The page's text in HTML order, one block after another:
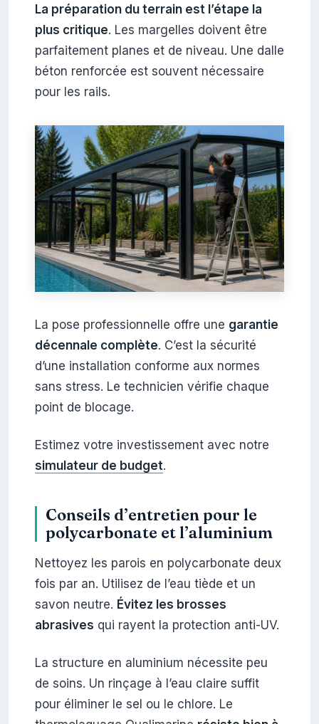
La préparation du terrain est l’étape la
plus critique. Les margelles doivent être
parfaitement planes et de niveau. Une dalle
béton renforcée est souvent nécessaire
pour les rails.
La pose professionnelle offre une garantie
décennale complète. C’est la sécurité
d’une installation conforme aux normes
sans stress. Le technicien vérifie chaque
point de blocage.
Estimez votre investissement avec notre
simulateur de budget.
Conseils d’entretien pour le
polycarbonate et l’aluminium
Nettoyez les parois en polycarbonate deux
fois par an. Utilisez de l’eau tiède et un
savon neutre. Évitez les brosses
abrasives qui rayent la protection anti-UV.
La structure en aluminium nécessite peu
de soins. Un rinçage à l’eau claire suffit
pour éliminer le sel ou le chlore. Le